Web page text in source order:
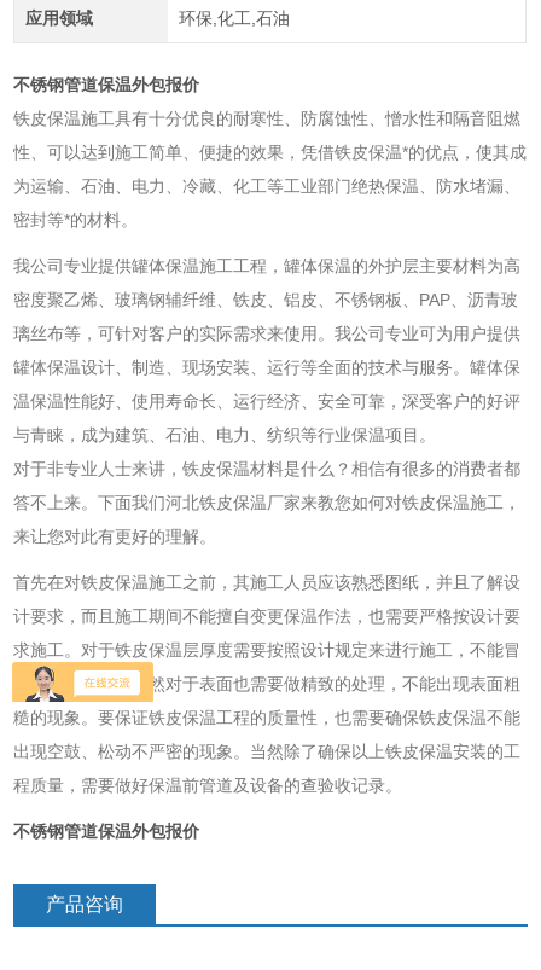
应用领域 环保,化工,石油
不锈钢管道保温外包报价
铁皮保温施工具有十分优良的耐寒性、防腐蚀性、憎水性和隔音阻燃
性、可以达到施工简单、便捷的效果，凭借铁皮保温*的优点，使其成
为运输、石油、电力、冷藏、化工等工业部门绝热保温、防水堵漏、
密封等*的材料。
我公司专业提供罐体保温施工工程，罐体保温的外护层主要材料为高
密度聚乙烯、玻璃钢辅纤维、铁皮、铝皮、不锈钢板、PAP、沥青玻
璃丝布等，可针对客户的实际需求来使用。我公司专业可为用户提供
罐体保温设计、制造、现场安装、运行等全面的技术与服务。罐体保
温保温性能好、使用寿命长、运行经济、安全可靠，深受客户的好评
与青睐，成为建筑、石油、电力、纺织等行业保温项目。
对于非专业人士来讲，铁皮保温材料是什么？相信有很多的消费者都
答不上来。下面我们河北铁皮保温厂家来教您如何对铁皮保温施工，
来让您对此有更好的理解。
首先在对铁皮保温施工之前，其施工人员应该熟悉图纸，并且了解设
计要求，而且施工期间不能擅自变更保温作法，也需要严格按设计要
求施工。对于铁皮保温层厚度需要按照设计规定来进行施工，不能冒
然的进行更改，当然对于表面也需要做精致的处理，不能出现表面粗
糙的现象。要保证铁皮保温工程的质量性，也需要确保铁皮保温不能
出现空鼓、松动不严密的现象。当然除了确保以上铁皮保温安装的工
程质量，需要做好保温前管道及设备的查验收记录。
不锈钢管道保温外包报价
产品咨询